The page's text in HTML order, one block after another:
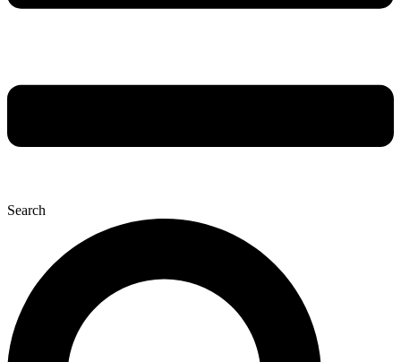
Search